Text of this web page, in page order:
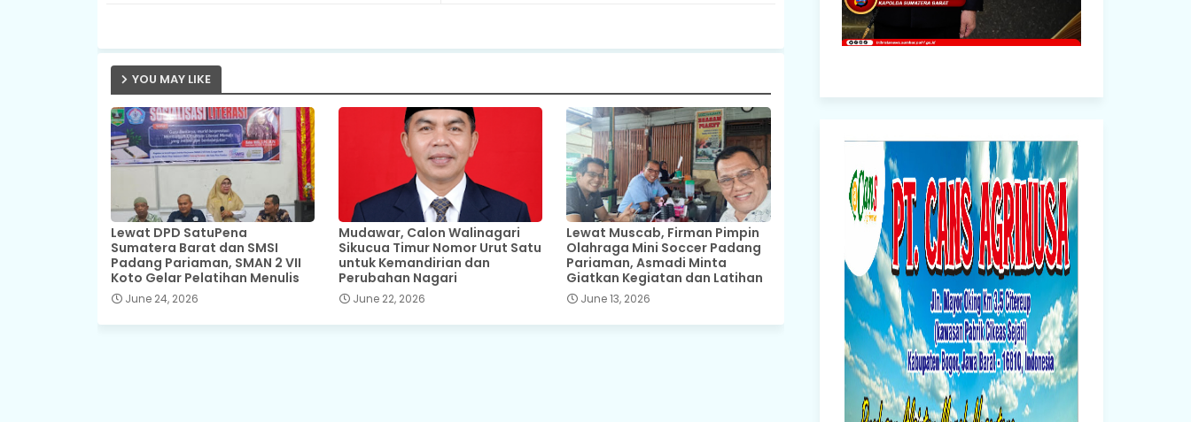
YOU MAY LIKE
Lewat DPD SatuPena
Sumatera Barat dan SMSI
Padang Pariaman, SMAN 2 VII
Koto Gelar Pelatihan Menulis
June 24, 2026
Mudawar, Calon Walinagari
Sikucua Timur Nomor Urut Satu
untuk Kemandirian dan
Perubahan Nagari
June 22, 2026
Lewat Muscab, Firman Pimpin
Olahraga Mini Soccer Padang
Pariaman, Asmadi Minta
Giatkan Kegiatan dan Latihan
June 13, 2026